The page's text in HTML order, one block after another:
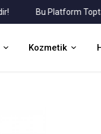
Bu Platform Toptan
Kozmetik